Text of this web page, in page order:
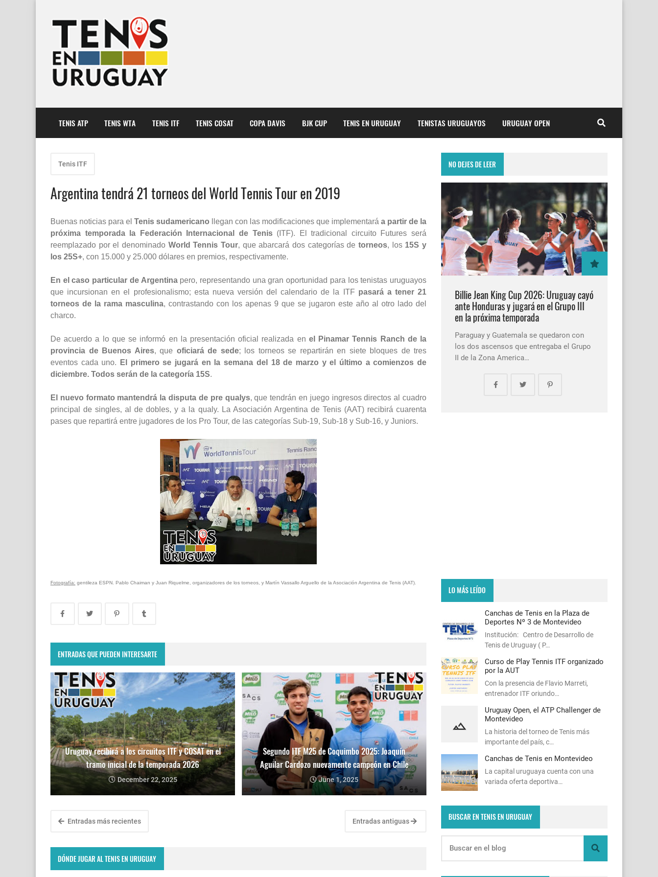
TENIS ATP TENIS WTA TENIS ITF TENIS COSAT COPA DAVIS BJK CUP TENIS EN URUGUAY TENISTAS URUGUAYOS URUGUAY OPEN
Tenis ITF
Argentina tendrá 21 torneos del World Tennis Tour en 2019
Buenas noticias para el Tenis sudamericano llegan con las modificaciones que implementará a partir de la
próxima temporada la Federación Internacional de Tenis(ITF). El tradicional circuito Futures será
reemplazado por el denominado World Tennis Tour, que abarcará dos categorías detorneos, los 15S y
los 25S+, con 15.000 y 25.000 dólares en premios, respectivamente.
En el caso particular de Argentinapero, representando una gran oportunidad para los tenistas uruguayos
que incursionan en el profesionalismo; esta nueva versión del calendario de la ITF pasará a tener 21
torneos de la rama masculina, contrastando con los apenas 9 que se jugaron este año al otro lado del
charco.
De acuerdo a lo que se informó en la presentación oficial realizada en el Pinamar Tennis Ranch de la
provincia de Buenos Aires, que oficiará de sede; los torneos se repartirán en siete bloques de tres
eventos cada uno.
El primero se jugará en la semana del 18 de marzo y el último a comienzos de
diciembre. Todos serán de la categoría 15S.
El nuevo formato mantendrá la disputa de pre qualys, que tendrán en juego ingresos directos al cuadro
principal de singles, al de dobles, y a la qualy. La Asociación Argentina de Tenis (AAT) recibirá cuarenta
pases que repartirá entre jugadores de los Pro Tour, de las categorías Sub-19, Sub-18 y Sub-16, y Juniors.
Fotografía: gentileza ESPN. Pablo Chaiman y Juan Riquelme, organizadores de los torneos, y Martín Vassallo Arguello de la Asociación Argentina de Tenis (AAT).
ENTRADAS QUE PUEDEN INTERESARTE
Uruguay recibirá a los circuitos ITF y COSAT en el
tramo inicial de la temporada 2026
December 22, 2025
Segundo ITF M25 de Coquimbo 2025: Joaquín
Aguilar Cardozo nuevamente campeón en Chile
June 1, 2025
Entradas más recientes Entradas antiguas
DÓNDE JUGAR AL TENIS EN URUGUAY
NO DEJES DE LEER
Billie Jean King Cup 2026: Uruguay cayó
ante Honduras y jugará en el Grupo III
en la próxima temporada
Paraguay y Guatemala se quedaron con
los dos ascensos que entregaba el Grupo
II de la Zona America…
LO MÁS LEÍDO
Canchas de Tenis en la Plaza de
Deportes Nº 3 de Montevideo
Institución: Centro de Desarrollo de
Tenis de Uruguay ( P…
Curso de Play Tennis ITF organizado
por la AUT
Con la presencia de Flavio Marreti,
entrenador ITF oriundo…
Uruguay Open, el ATP Challenger de
Montevideo
La historia del torneo de Tenis más
importante del país, c…
Canchas de Tenis en Montevideo
La capital uruguaya cuenta con una
variada oferta deportiva…
BUSCAR EN TENIS EN URUGUAY